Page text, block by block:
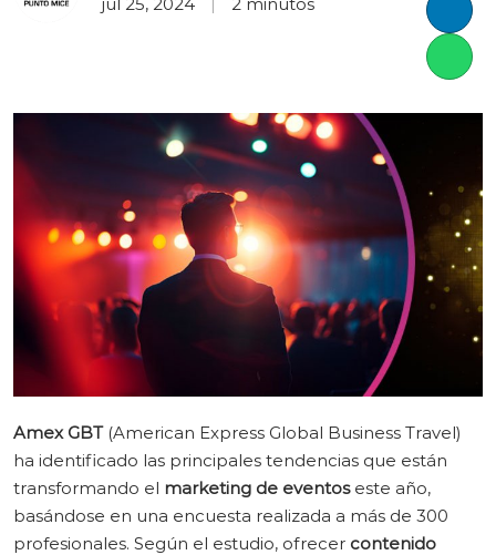
LinkedIn
Amex GBT(American Express Global Business Travel)
ha identificado las principales tendencias que están
transformando el marketing de eventoseste año,
basándose en una encuesta realizada a más de 300
profesionales. Según el estudio, ofrecer contenido